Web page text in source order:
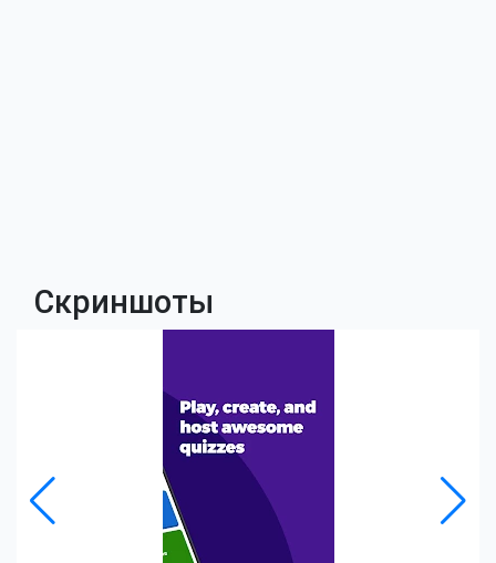
Скриншоты